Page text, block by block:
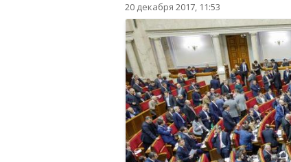
20 декабря 2017, 11:53